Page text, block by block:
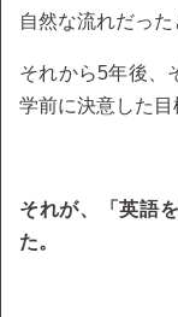
自然な流れだった
それから5年後、
学前に決意した目
それが、「英語
た。